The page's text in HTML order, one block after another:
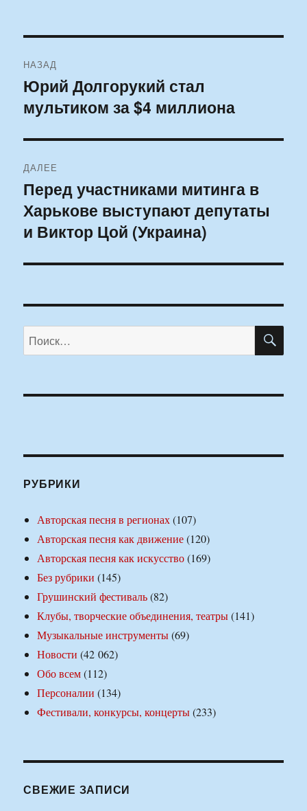
по
записям
НАЗАД
Предыдущая
запись:
Юрий Долгорукий стал
мультиком за $4 миллиона
ДАЛЕЕ
Следующая
запись:
Перед участниками митинга в
Харькове выступают депутаты
и Виктор Цой (Украина)
Искать:
РУБРИКИ
Авторская песня в регионах(107)
Авторская песня как движение(120)
Авторская песня как искусство(169)
Без рубрики (145)
Грушинский фестиваль(82)
Клубы, творческие объединения, театры(141)
Музыкальные инструменты(69)
Новости (42 062)
Обо всем(112)
Персоналии (134)
Фестивали, конкурсы, концерты(233)
СВЕЖИЕ ЗАПИСИ